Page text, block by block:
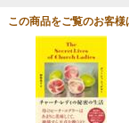
この商品をご覧のお客様